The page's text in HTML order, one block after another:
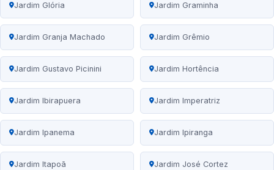
Jardim Glória Jardim Graminha
Jardim Granja Machado Jardim Grêmio
Jardim Gustavo Picinini Jardim Hortência
Jardim Ibirapuera Jardim Imperatriz
Jardim Ipanema Jardim Ipiranga
Jardim Itapoã Jardim José Cortez